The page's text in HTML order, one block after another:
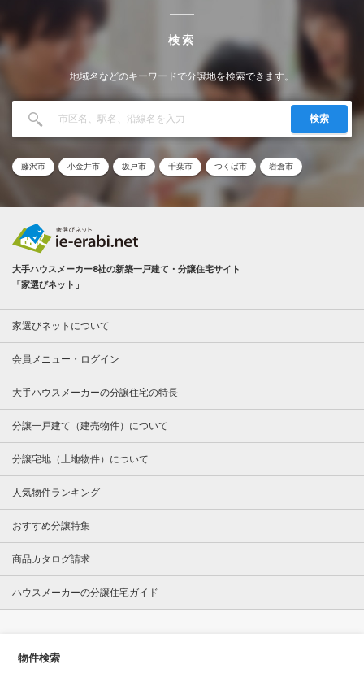
検索
地域名などのキーワードで分譲地を検索できます。
検索
藤沢市 小金井市 坂戸市 千葉市 つくば市 岩倉市
大手ハウスメーカー8社の新築一戸建て・分譲住宅サイト
「家選びネット」
家選びネットについて
会員メニュー・ログイン
大手ハウスメーカーの分譲住宅の特長
分譲一戸建て（建売物件）について
分譲宅地（土地物件）について
人気物件ランキング
おすすめ分譲特集
商品カタログ請求
ハウスメーカーの分譲住宅ガイド
物件検索